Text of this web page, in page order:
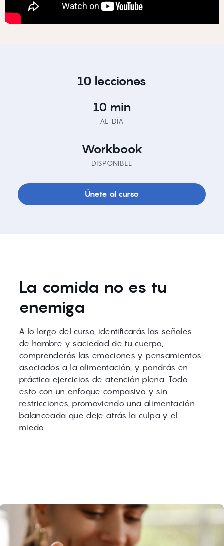
10 lecciones
10 min
AL DÍA
Workbook
DISPONIBLE
Únete al curso
La comida no es tu
enemiga
A lo largo del curso, identificarás las señales
de hambre y saciedad de tu cuerpo,
comprenderás las emociones y pensamientos
asociados a la alimentación, y pondrás en
práctica ejercicios de atención plena. Todo
esto con un enfoque compasivo y sin
restricciones, promoviendo una alimentación
balanceada que deje atrás la culpa y el
miedo.